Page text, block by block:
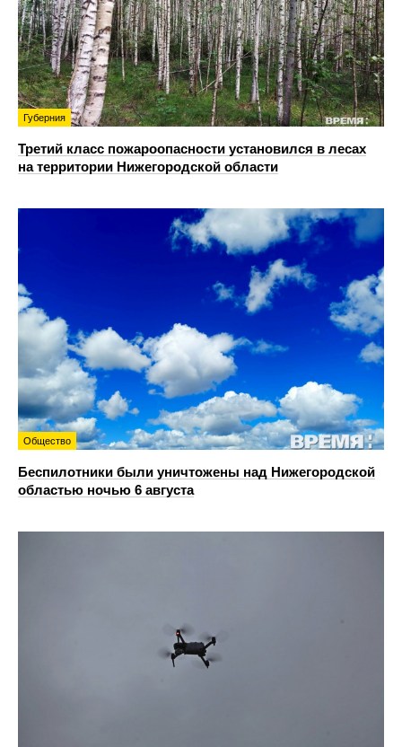
Губерния
Третий класс пожароопасности установился в лесах
на территории Нижегородской области
Общество
Беспилотники были уничтожены над Нижегородской
областью ночью 6 августа